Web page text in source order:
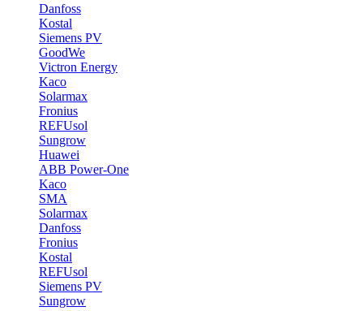
Danfoss
Kostal
Siemens PV
GoodWe
Victron Energy
Kaco
Solarmax
Fronius
REFUsol
Sungrow
Huawei
ABB Power-One
Kaco
SMA
Solarmax
Danfoss
Fronius
Kostal
REFUsol
Siemens PV
Sungrow